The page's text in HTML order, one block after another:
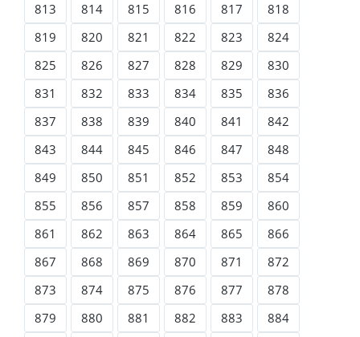
813
814 815 816 817
818
819
820 821 822 823
824
825
826 827 828 829
830
831
832 833 834 835
836
837
838 839 840 841
842
843
844 845 846 847
848
849
850 851 852 853
854
855
856 857 858 859
860
861
862 863 864 865
866
867
868 869 870 871
872
873
874 875 876 877
878
879
880 881 882 883
884